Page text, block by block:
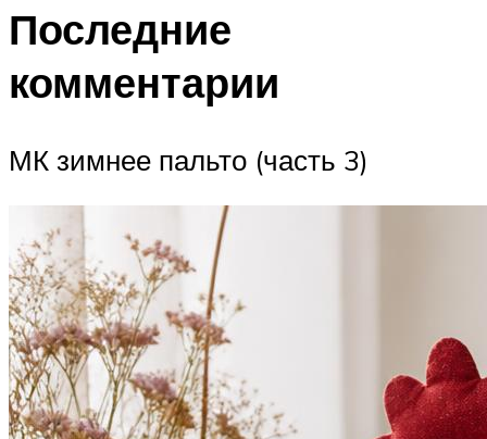
Последние
комментарии
МК зимнее пальто (часть 3)